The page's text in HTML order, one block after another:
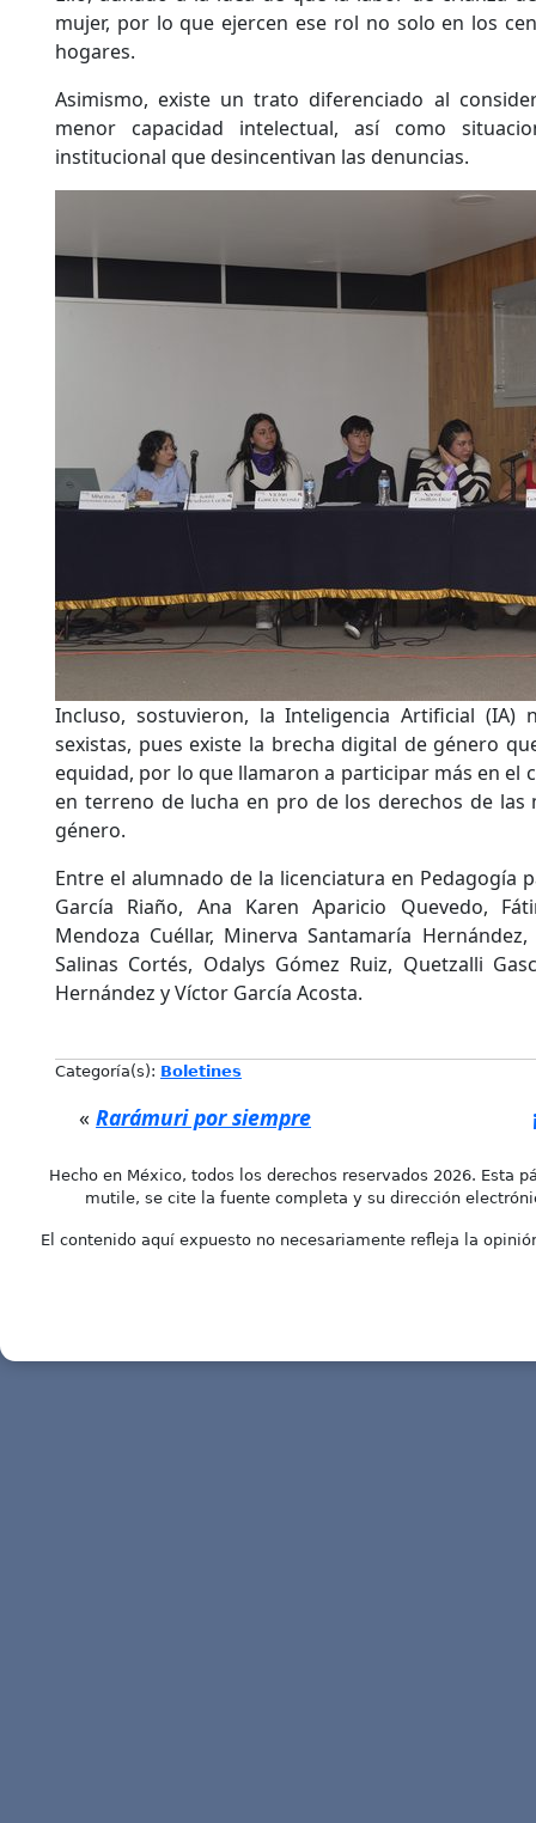
mujer, por lo que ejercen ese rol no solo en los
hogares.
Asimismo, existe un trato diferenciado al
menor capacidad intelectual, así como
institucional que desincentivan las denuncias.
Incluso, sostuvieron, la Inteligencia Artificial (IA)
sexistas, pues existe la brecha digital de género
equidad, por lo que llamaron a participar más en el
en terreno de lucha en pro de los derechos de las
género.
Entre el alumnado de la licenciatura en Pedagogía
García Riaño, Ana Karen Aparicio Quevedo,
Mendoza Cuéllar, Minerva Santamaría
Salinas Cortés, Odalys Gómez Ruiz, Quetzalli
Hernández y Víctor García Acosta.
Categoría(s): Boletines
« Rarámuri por siempre
Hecho en México, todos los derechos reservados 2026. Esta
mutile, se cite la fuente completa y su dirección
El contenido aquí expuesto no necesariamente refleja la